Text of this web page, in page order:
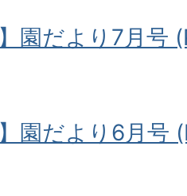
】園だより7月号
】園だより6月号